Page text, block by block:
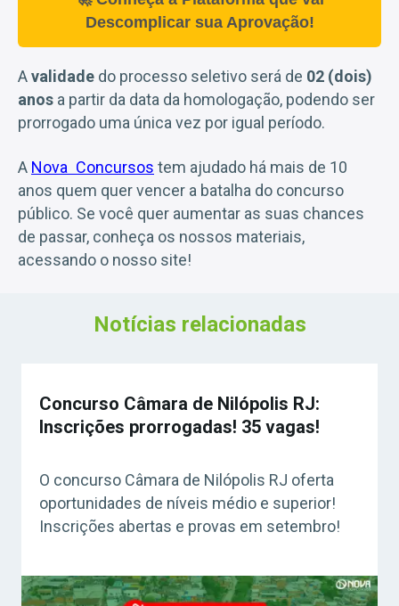
Descomplicar sua Aprovação!
Avalidade do processo seletivo será de 02 (dois)
anos a partir da data da homologação, podendo ser
prorrogado uma única vez por igual período.
A Nova Concursos tem ajudado há mais de 10
anos quem quer vencer a batalha do concurso
público. Se você quer aumentar as suas chances
de passar, conheça os nossos materiais,
acessando o nosso site!
Notícias relacionadas
Concurso Câmara de Nilópolis RJ:
Inscrições prorrogadas! 35 vagas!
O concurso Câmara de Nilópolis RJ oferta
oportunidades de níveis médio e superior!
Inscrições abertas e provas em setembro!